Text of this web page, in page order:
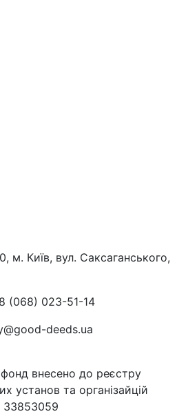
м. Київ, вул. Саксаганського,
(068) 023-51-14
deeds.ua
внесено до реєстру
установ та організайцій